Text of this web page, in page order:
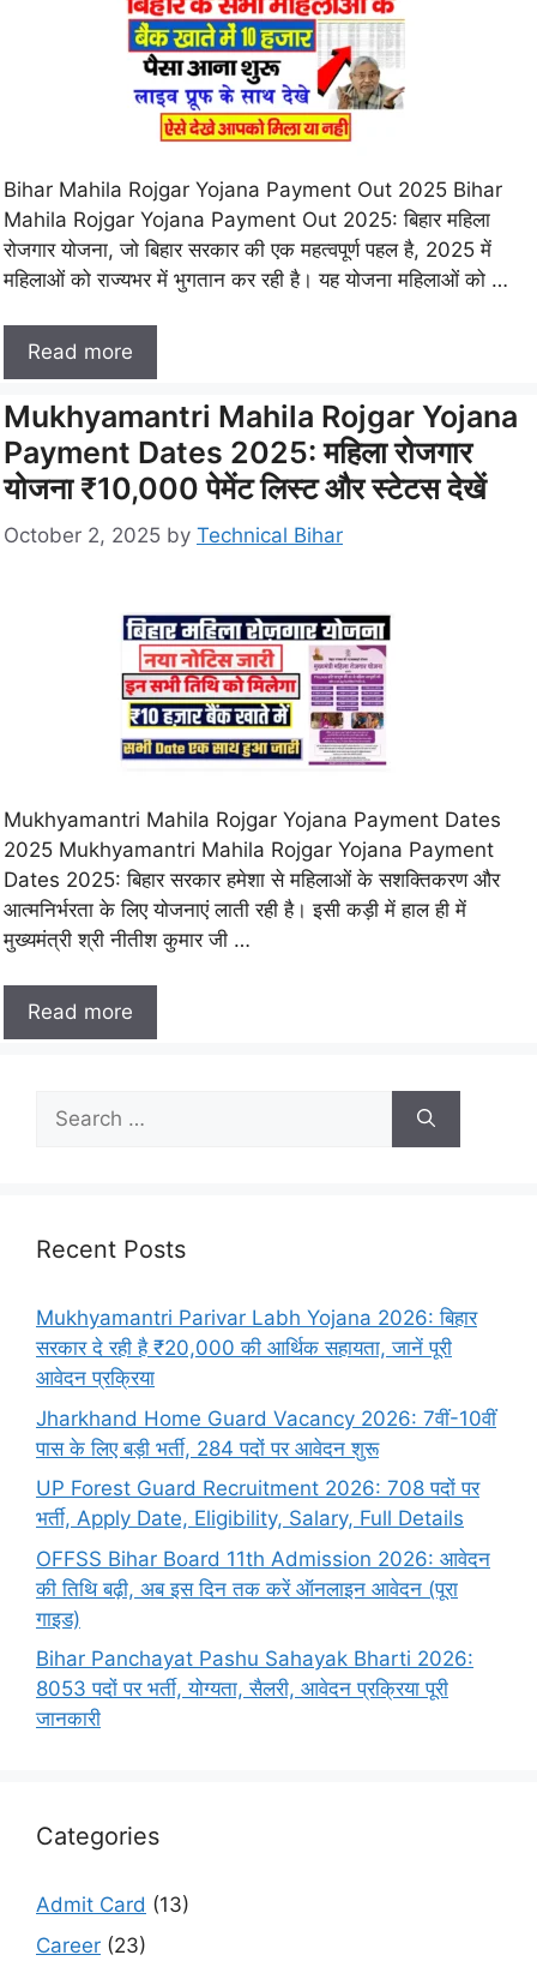
Bihar Mahila Rojgar Yojana Payment Out 2025 Bihar
Mahila Rojgar Yojana Payment Out 2025: बिहार महिला
रोजगार योजना, जो बिहार सरकार की एक महत्वपूर्ण पहल है, 2025 में
महिलाओं को राज्यभर में भुगतान कर रही है। यह योजना महिलाओं को …
Read more
Mukhyamantri Mahila Rojgar Yojana
Payment Dates 2025: महिला रोजगार
योजना ₹10,000 पेमेंट लिस्ट और स्टेटस देखें
October 2, 2025 by Technical Bihar
Mukhyamantri Mahila Rojgar Yojana Payment Dates
2025 Mukhyamantri Mahila Rojgar Yojana Payment
Dates 2025: बिहार सरकार हमेशा से महिलाओं के सशक्तिकरण और
आत्मनिर्भरता के लिए योजनाएं लाती रही है। इसी कड़ी में हाल ही में
मुख्यमंत्री श्री नीतीश कुमार जी …
Read more
Recent Posts
Mukhyamantri Parivar Labh Yojana 2026: बिहार
सरकार दे रही है ₹20,000 की आर्थिक सहायता, जानें पूरी
आवेदन प्रक्रिया
Jharkhand Home Guard Vacancy 2026: 7वीं-10वीं
पास के लिए बड़ी भर्ती, 284 पदों पर आवेदन शुरू
UP Forest Guard Recruitment 2026: 708 पदों पर
भर्ती, Apply Date, Eligibility, Salary, Full Details
OFFSS Bihar Board 11th Admission 2026: आवेदन
की तिथि बढ़ी, अब इस दिन तक करें ऑनलाइन आवेदन (पूरा
गाइड)
Bihar Panchayat Pashu Sahayak Bharti 2026:
8053 पदों पर भर्ती, योग्यता, सैलरी, आवेदन प्रक्रिया पूरी
जानकारी
Categories
Admit Card (13)
Career (23)